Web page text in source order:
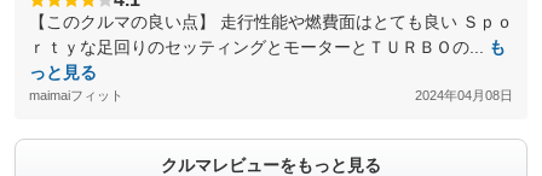
【このクルマの良い点】 走行性能や燃費面はとても良い Ｓｐｏ
ｒｔｙな足回りのセッティングとモーターとＴＵＲＢＯの...
も
っと見る
maimaiフィット 2024年04月08日
クルマレビューをもっと見る